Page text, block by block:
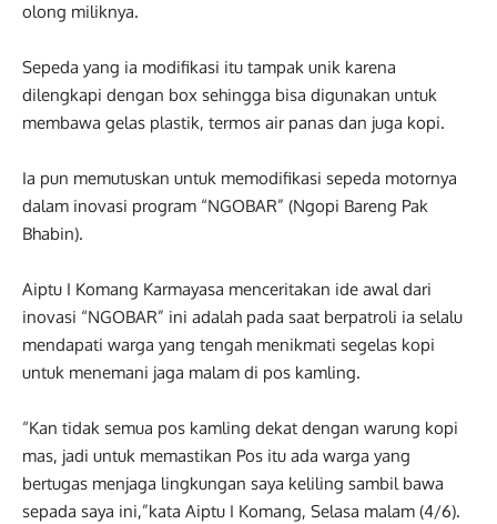
olong miliknya.
Sepeda yang ia modifikasi itu tampak unik karena
dilengkapi dengan box sehingga bisa digunakan untuk
membawa gelas plastik, termos air panas dan juga kopi.
Ia pun memutuskan untuk memodifikasi sepeda motornya
dalam inovasi program “NGOBAR” (Ngopi Bareng Pak
Bhabin).
Aiptu I Komang Karmayasa menceritakan ide awal dari
inovasi “NGOBAR” ini adalah pada saat berpatroli ia selalu
mendapati warga yang tengah menikmati segelas kopi
untuk menemani jaga malam di pos kamling.
“Kan tidak semua pos kamling dekat dengan warung kopi
mas, jadi untuk memastikan Pos itu ada warga yang
bertugas menjaga lingkungan saya keliling sambil bawa
sepada saya ini,”kata Aiptu I Komang, Selasa malam (4/6).